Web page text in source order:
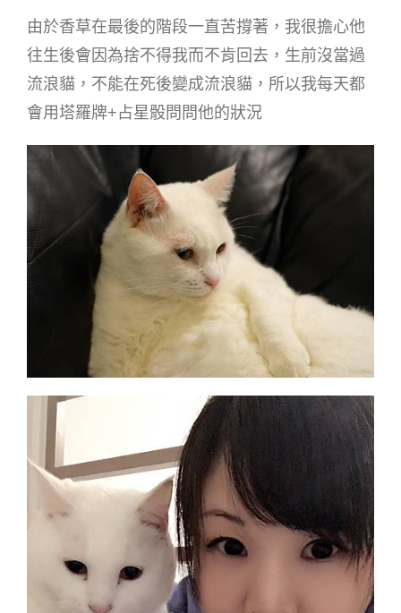
由於香草在最後的階段一直苦撐著，我很擔心他
往生後會因為捨不得我而不肯回去，生前沒當過
流浪貓，不能在死後變成流浪貓，所以我每天都
會用塔羅牌+占星骰問問他的狀況